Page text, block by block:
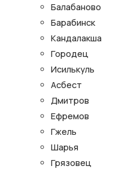
Балабаново
Барабинск
Кандалакша
Городец
Исилькуль
Асбест
Дмитров
Ефремов
Гжель
Шарья
Грязовец